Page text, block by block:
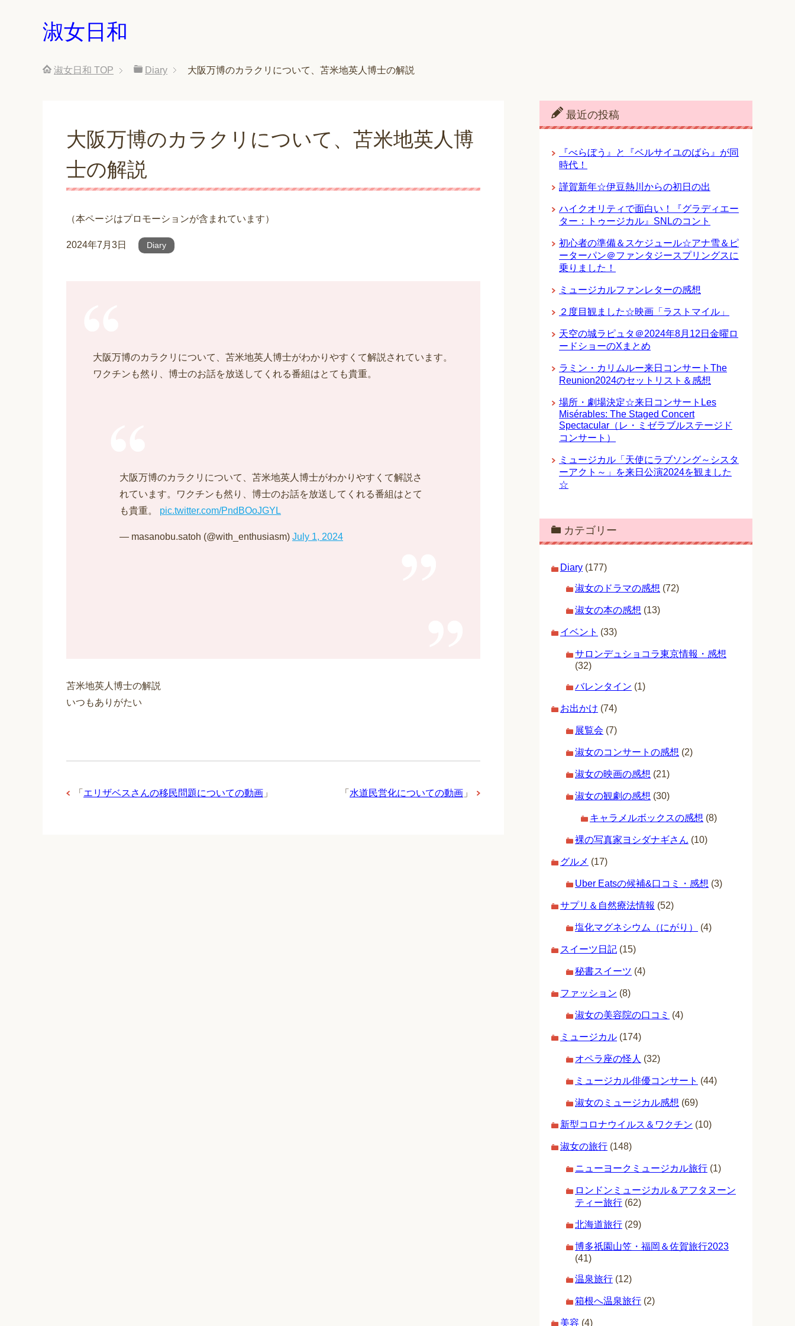
淑女日和
淑女日和 TOP Diary 大阪万博のカラクリについて、苫米地英人博士の解説
大阪万博のカラクリについて、苫米地英人博
士の解説
（本ページはプロモーションが含まれています）
2024年7月3日 Diary
大阪万博のカラクリについて、苫米地英人博士がわかりやすくて解説されています。
ワクチンも然り、博士のお話を放送してくれる番組はとても貴重。
大阪万博のカラクリについて、苫米地英人博士がわかりやすくて解説さ
れています。ワクチンも然り、博士のお話を放送してくれる番組はとて
も貴重。 pic.twitter.com/PndBOoJGYL
— masanobu.satoh (@with_enthusiasm) July 1, 2024
苫米地英人博士の解説
いつもありがたい
「 水道民営化についての動画 」
「 エリザベスさんの移民問題についての動画 」
最近の投稿
『べらぼう』と『ベルサイユのばら』が同
時代！
謹賀新年☆伊豆熱川からの初日の出
ハイクオリティで面白い！『グラディエー
ター：トゥージカル』SNLのコント
初心者の準備＆スケジュール☆アナ雪＆ピ
ーターパン＠ファンタジースプリングスに
乗りました！
ミュージカルファンレターの感想
２度目観ました☆映画「ラストマイル」
天空の城ラピュタ＠2024年8月12日金曜ロ
ードショーのXまとめ
ラミン・カリムルー来日コンサートThe
Reunion2024のセットリスト＆感想
場所・劇場決定☆来日コンサートLes
Misérables: The Staged Concert
Spectacular（レ・ミゼラブルステージド
コンサート）
ミュージカル「天使にラブソング～シスタ
ーアクト～」を来日公演2024を観ました
☆
カテゴリー
Diary (177)
淑女のドラマの感想 (72)
淑女の本の感想 (13)
イベント (33)
サロンデュショコラ東京情報・感想
(32)
バレンタイン (1)
お出かけ (74)
展覧会 (7)
淑女のコンサートの感想 (2)
淑女の映画の感想 (21)
淑女の観劇の感想 (30)
キャラメルボックスの感想 (8)
裸の写真家ヨシダナギさん (10)
グルメ (17)
Uber Eatsの候補&口コミ・感想 (3)
サプリ＆自然療法情報 (52)
塩化マグネシウム（にがり） (4)
スイーツ日記 (15)
秘書スイーツ (4)
ファッション (8)
淑女の美容院の口コミ (4)
ミュージカル (174)
オペラ座の怪人 (32)
ミュージカル俳優コンサート (44)
淑女のミュージカル感想 (69)
新型コロナウイルス＆ワクチン (10)
淑女の旅行 (148)
ニューヨークミュージカル旅行 (1)
ロンドンミュージカル＆アフタヌーン
ティー旅行 (62)
北海道旅行 (29)
博多祇園山笠・福岡＆佐賀旅行2023
(41)
温泉旅行 (12)
箱根へ温泉旅行 (2)
美容 (4)